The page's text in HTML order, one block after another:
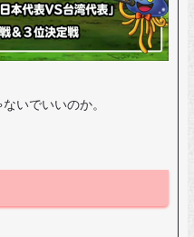
いでいいのか。